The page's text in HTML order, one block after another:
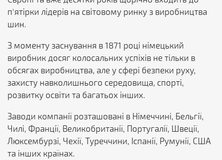
п'ятірки лідерів на світовому ринку з виробництва
шин.
З моменту заснування в 1871 році німецький
виробник досяг колосальних успіхів не тільки в
обсягах виробництва, але у сфері безпеки руху,
захисту навколишнього середовища, спорті,
розвитку освіти та багатьох інших.
Заводи компанії розташовані в Німеччині, Бельгії,
Чилі, Франції, Великобританії, Португалії, Швеції,
Люксембурзі, Чехії, Туреччини, Іспанії, Румунії, США
та інших країнах.